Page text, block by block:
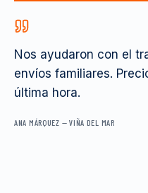
Nos ayudaron con el
envíos familiares.
última hora.
ANA MÁRQUEZ —VIÑA DEL MAR